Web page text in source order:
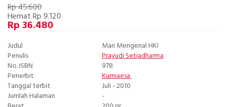
Rp 45.600
Hemat Rp 9.120
Rp 36.480
Judul
Mari Mengenal HKI
Penulis
Prayudi Setiadharma
No. ISBN
978
Penerbit
Kurniaesa
Tanggal terbit
Juli - 2010
Jumlah Halaman
-